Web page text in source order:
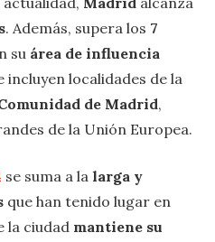
. Además, supera los 7
su área de influencia
incluyen localidades de la
de Madrid,
de la Unión Europea.
se suma a la larga y
que han tenido lugar en
la ciudad mantiene su